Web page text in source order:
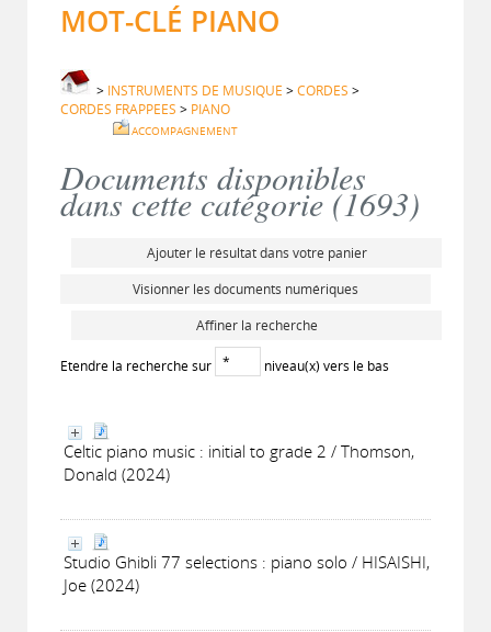
MOT-CLÉ PIANO
> INSTRUMENTS DE MUSIQUE >CORDES >
CORDES FRAPPEES > PIANO
ACCOMPAGNEMENT
Documents disponibles
dans cette catégorie (1693)
Ajouter le résultat dans votre panier
Visionner les documents numériques
Affiner la recherche
Etendre la recherche sur niveau(x) vers le bas
Celtic piano music : initial to grade 2 / Thomson,
Donald (2024)
Studio Ghibli 77 selections : piano solo / HISAISHI,
Joe (2024)